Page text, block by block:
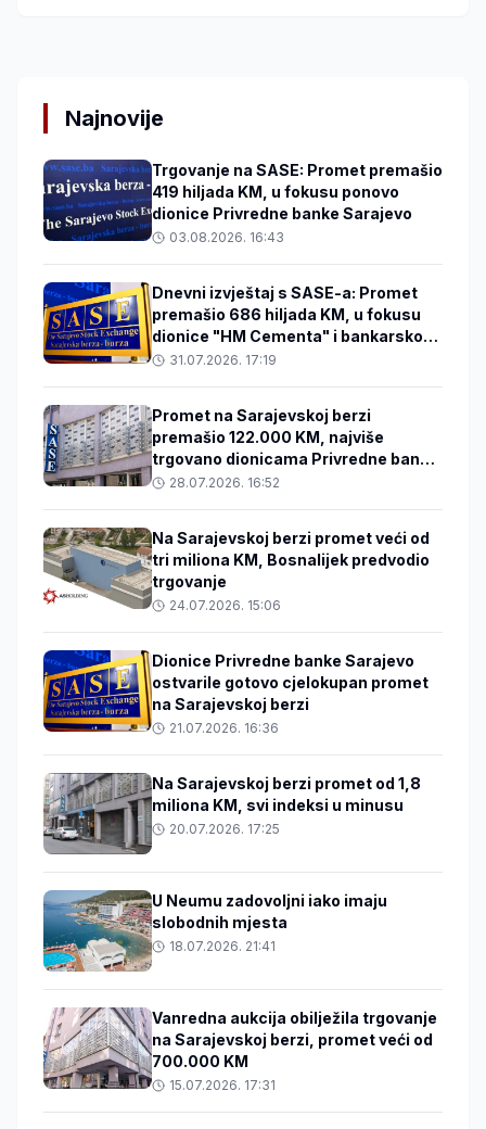
Najnovije
Trgovanje na SASE: Promet premašio
419 hiljada KM, u fokusu ponovo
dionice Privredne banke Sarajevo
03.08.2026. 16:43
Dnevni izvještaj s SASE-a: Promet
premašio 686 hiljada KM, u fokusu
dionice "HM Cementa" i bankarskog
sektora
31.07.2026. 17:19
Promet na Sarajevskoj berzi
premašio 122.000 KM, najviše
trgovano dionicama Privredne banke
Sarajevo
28.07.2026. 16:52
Na Sarajevskoj berzi promet veći od
tri miliona KM, Bosnalijek predvodio
trgovanje
24.07.2026. 15:06
Dionice Privredne banke Sarajevo
ostvarile gotovo cjelokupan promet
na Sarajevskoj berzi
21.07.2026. 16:36
Na Sarajevskoj berzi promet od 1,8
miliona KM, svi indeksi u minusu
20.07.2026. 17:25
U Neumu zadovoljni iako imaju
slobodnih mjesta
18.07.2026. 21:41
Vanredna aukcija obilježila trgovanje
na Sarajevskoj berzi, promet veći od
700.000 KM
15.07.2026. 17:31